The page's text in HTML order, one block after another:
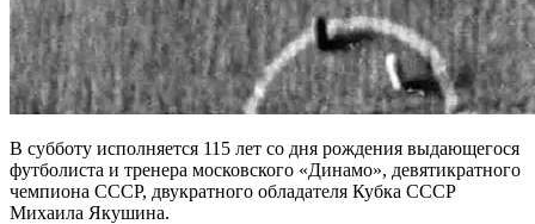
В субботу исполняется 115 лет со дня рождения выдающегося
футболиста и тренера московского «Динамо», девятикратного
чемпиона СССР, двукратного обладателя Кубка СССР
Михаила Якушина.